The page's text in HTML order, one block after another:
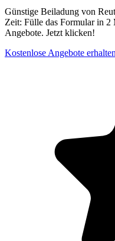
Günstige Beiladung von
Zeit: Fülle das Formular in 2
Angebote. Jetzt klicken!
Kostenlose Angebote